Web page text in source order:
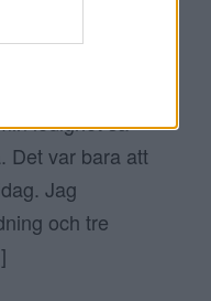
ledighet så
Det var bara att
Jag
och tre